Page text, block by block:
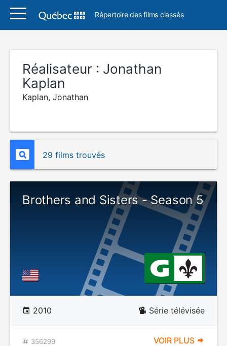
Répertoire des films classés
Réalisateur : Jonathan
Kaplan
Kaplan, Jonathan
29 films trouvés
Brothers and Sisters - Season 5
2010 Série télévisée
356299 VOIR PLUS